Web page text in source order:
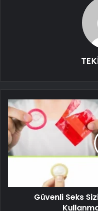
Güvenli Seks